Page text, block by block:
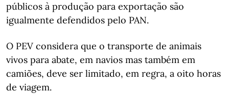
públicos à produção para exportação são
igualmente defendidos pelo PAN.
O PEV considera que o transporte de animais
vivos para abate, em navios mas também em
camiões, deve ser limitado, em regra, a oito horas
de viagem.